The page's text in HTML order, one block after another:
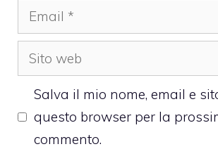
Email
Sito
web
Salva il mio nome, email e
questo browser per la
commento.